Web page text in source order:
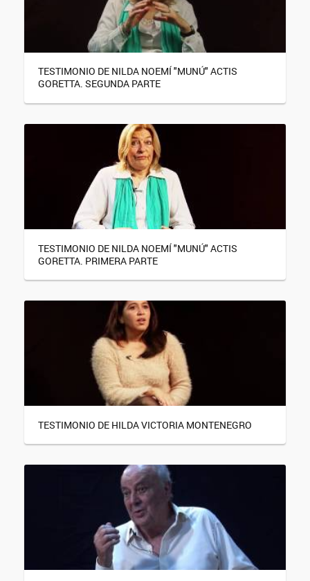
TESTIMONIO DE NILDA NOEMÍ "MUNÚ" ACTIS
GORETTA. SEGUNDA PARTE
TESTIMONIO DE NILDA NOEMÍ "MUNÚ" ACTIS
GORETTA. PRIMERA PARTE
TESTIMONIO DE HILDA VICTORIA MONTENEGRO